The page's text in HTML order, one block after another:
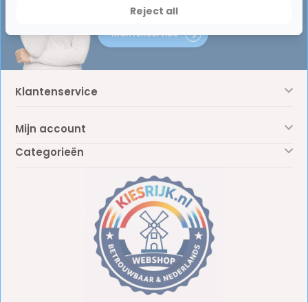
Klantenservice
Klantenservice
Mijn account
Categorieën
Reject all